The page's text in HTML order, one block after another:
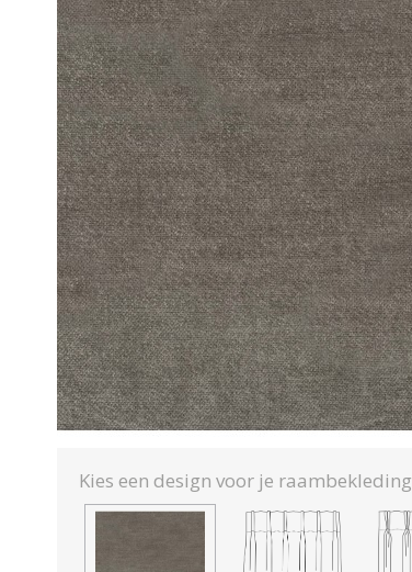
Kies een design voor je raambekleding